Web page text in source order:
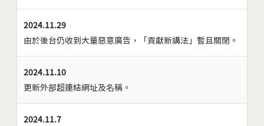
2024.11.29
由於後台仍收到大量惡意廣告，「貢獻新講法」暫且關閉。
2024.11.10
更新外部超連結網址及名稱。
2024.11.7